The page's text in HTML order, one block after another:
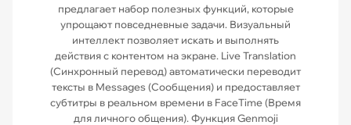
предлагает набор полезных функций, которые
упрощают повседневные задачи. Визуальный
интеллект позволяет искать и выполнять
действия с контентом на экране. Live Translation
(Синхронный перевод) автоматически переводит
тексты в Messages (Сообщения) и предоставляет
субтитры в реальном времени в FaceTime (Время
для личного общения). Функция Genmoji